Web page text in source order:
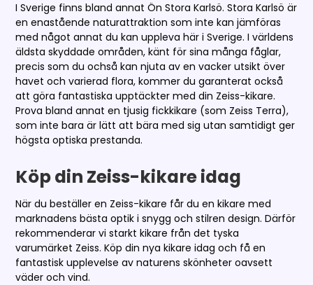
I Sverige finns bland annat Ön Stora Karlsö. Stora Karlsö är
en enastående naturattraktion som inte kan jämföras
med något annat du kan uppleva här i Sverige. I världens
äldsta skyddade områden, känt för sina många fåglar,
precis som du ochså kan njuta av en vacker utsikt över
havet och varierad flora, kommer du garanterat också
att göra fantastiska upptäckter med din Zeiss-kikare.
Prova bland annat en tjusig fickkikare (som Zeiss Terra),
som inte bara är lätt att bära med sig utan samtidigt ger
högsta optiska prestanda.
Köp din Zeiss-kikare idag
När du beställer en Zeiss-kikare får du en kikare med
marknadens bästa optik i snygg och stilren design. Därför
rekommenderar vi starkt kikare från det tyska
varumärket Zeiss. Köp din nya kikare idag och få en
fantastisk upplevelse av naturens skönheter oavsett
väder och vind.